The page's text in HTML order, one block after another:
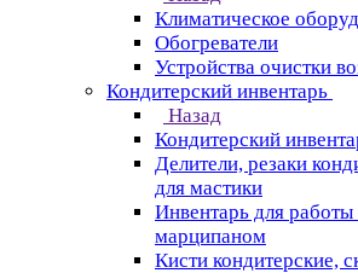
Климатическое
Обогреватели
Устройства очистки
Кондитерский инвентарь
Назад
Кондитерский
Делители, резаки
для мастики
Инвентарь для
марципаном
Кисти кондитерские,